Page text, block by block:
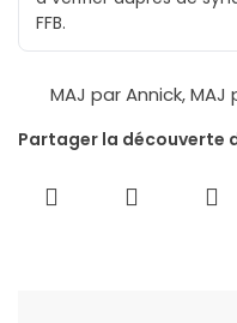
FFB.
MAJ par Annick,MAJ
Partager la découverte